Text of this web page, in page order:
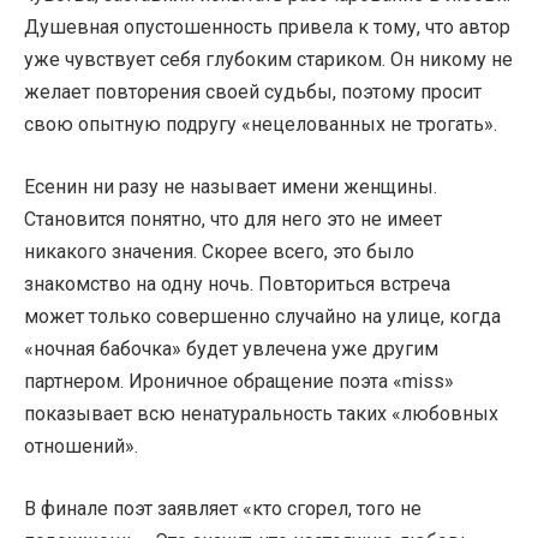
Душевная опустошенность привела к тому, что автор
уже чувствует себя глубоким стариком. Он никому не
желает повторения своей судьбы, поэтому просит
свою опытную подругу «нецелованных не трогать».
Есенин ни разу не называет имени женщины.
Становится понятно, что для него это не имеет
никакого значения. Скорее всего, это было
знакомство на одну ночь. Повториться встреча
может только совершенно случайно на улице, когда
«ночная бабочка» будет увлечена уже другим
партнером. Ироничное обращение поэта «miss»
показывает всю ненатуральность таких «любовных
отношений».
В финале поэт заявляет «кто сгорел, того не